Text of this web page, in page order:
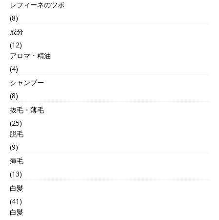
レフィーネのツボ
(8)
成分
(12)
アロマ・精油
(4)
シャンプー
(8)
抜毛・薄毛
(25)
脱毛
(9)
薄毛
(13)
白髪
(41)
白髪